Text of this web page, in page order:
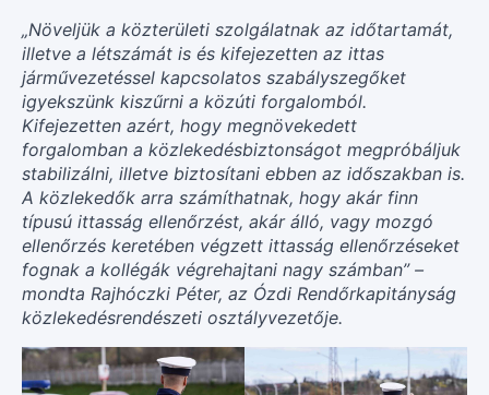
„Növeljük a közterületi szolgálatnak az időtartamát,
illetve a létszámát is és kifejezetten az ittas
járművezetéssel kapcsolatos szabályszegőket
igyekszünk kiszűrni a közúti forgalomból.
Kifejezetten azért, hogy megnövekedett
forgalomban a közlekedésbiztonságot megpróbáljuk
stabilizálni, illetve biztosítani ebben az időszakban is.
A közlekedők arra számíthatnak, hogy akár finn
típusú ittasság ellenőrzést, akár álló, vagy mozgó
ellenőrzés keretében végzett ittasság ellenőrzéseket
fognak a kollégák végrehajtani nagy számban” –
mondta Rajhóczki Péter, az Ózdi Rendőrkapitányság
közlekedésrendészeti osztályvezetője.